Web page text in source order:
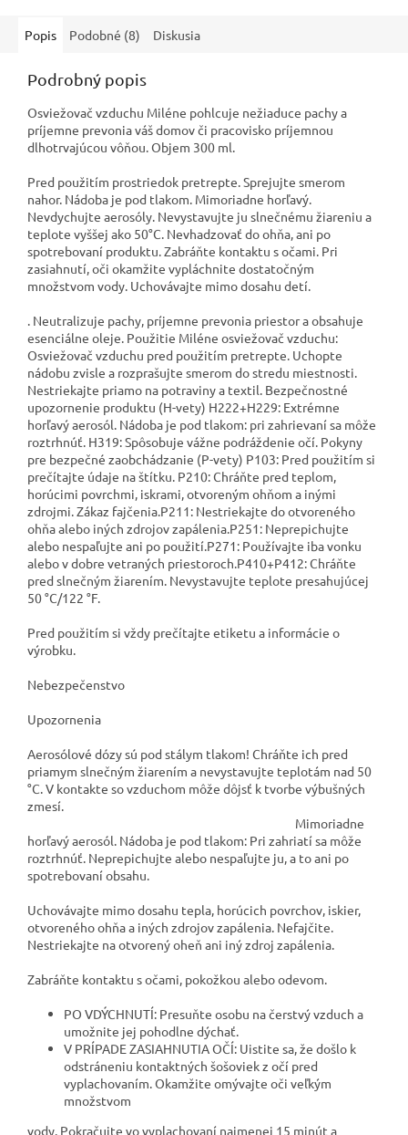
Popis Podobné (8) Diskusia
Podrobný popis
Osviežovač vzduchu Miléne pohlcuje nežiaduce pachy a
príjemne prevonia váš domov či pracovisko príjemnou
dlhotrvajúcou vôňou. Objem 300 ml.
Pred použitím prostriedok pretrepte. Sprejujte smerom
nahor. Nádoba je pod tlakom. Mimoriadne horľavý.
Nevdychujte aerosóly. Nevystavujte ju slnečnému žiareniu a
teplote vyššej ako 50°C. Nevhadzovať do ohňa, ani po
spotrebovaní produktu. Zabráňte kontaktu s očami. Pri
zasiahnutí, oči okamžite vypláchnite dostatočným
množstvom vody. Uchovávajte mimo dosahu detí.
. Neutralizuje pachy, príjemne prevonia priestor a obsahuje
esenciálne oleje. Použitie Miléne osviežovač vzduchu:
Osviežovač vzduchu pred použitím pretrepte. Uchopte
nádobu zvisle a rozprašujte smerom do stredu miestnosti.
Nestriekajte priamo na potraviny a textil. Bezpečnostné
upozornenie produktu (H-vety) H222+H229: Extrémne
horľavý aerosól. Nádoba je pod tlakom: pri zahrievaní sa môže
roztrhnúť. H319: Spôsobuje vážne podráždenie očí. Pokyny
pre bezpečné zaobchádzanie (P-vety) P103: Pred použitím si
prečítajte údaje na štítku. P210: Chráňte pred teplom,
horúcimi povrchmi, iskrami, otvoreným ohňom a inými
zdrojmi. Zákaz fajčenia.P211: Nestriekajte do otvoreného
ohňa alebo iných zdrojov zapálenia.P251: Neprepichujte
alebo nespaľujte ani po použití.P271: Používajte iba vonku
alebo v dobre vetraných priestoroch.P410+P412: Chráňte
pred slnečným žiarením. Nevystavujte teplote presahujúcej
50 °C/122 °F.
Pred použitím si vždy prečítajte etiketu a informácie o
výrobku.
Nebezpečenstvo
Upozornenia
Aerosólové dózy sú pod stálym tlakom! Chráňte ich pred
priamym slnečným žiarením a nevystavujte teplotám nad 50
°C. V kontakte so vzduchom môže dôjsť k tvorbe výbušných
zmesí.
Mimoriadne
horľavý aerosól. Nádoba je pod tlakom: Pri zahriatí sa môže
roztrhnúť. Neprepichujte alebo nespaľujte ju, a to ani po
spotrebovaní obsahu.
Uchovávajte mimo dosahu tepla, horúcich povrchov, iskier,
otvoreného ohňa a iných zdrojov zapálenia. Nefajčite.
Nestriekajte na otvorený oheň ani iný zdroj zapálenia.
Zabráňte kontaktu s očami, pokožkou alebo odevom.
PO VDÝCHNUTÍ: Presuňte osobu na čerstvý vzduch a
umožnite jej pohodlne dýchať.
V PRÍPADE ZASIAHNUTIA OČÍ: Uistite sa, že došlo k
odstráneniu kontaktných šošoviek z očí pred
vyplachovaním. Okamžite omývajte oči veľkým
množstvom
vody. Pokračujte vo vyplachovaní najmenej 15 minút a